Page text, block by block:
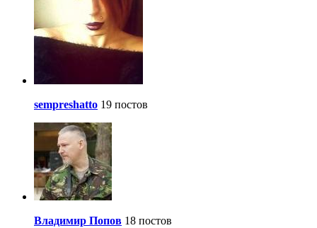
sempreshatto 19 постов
Владимир Попов 18 постов